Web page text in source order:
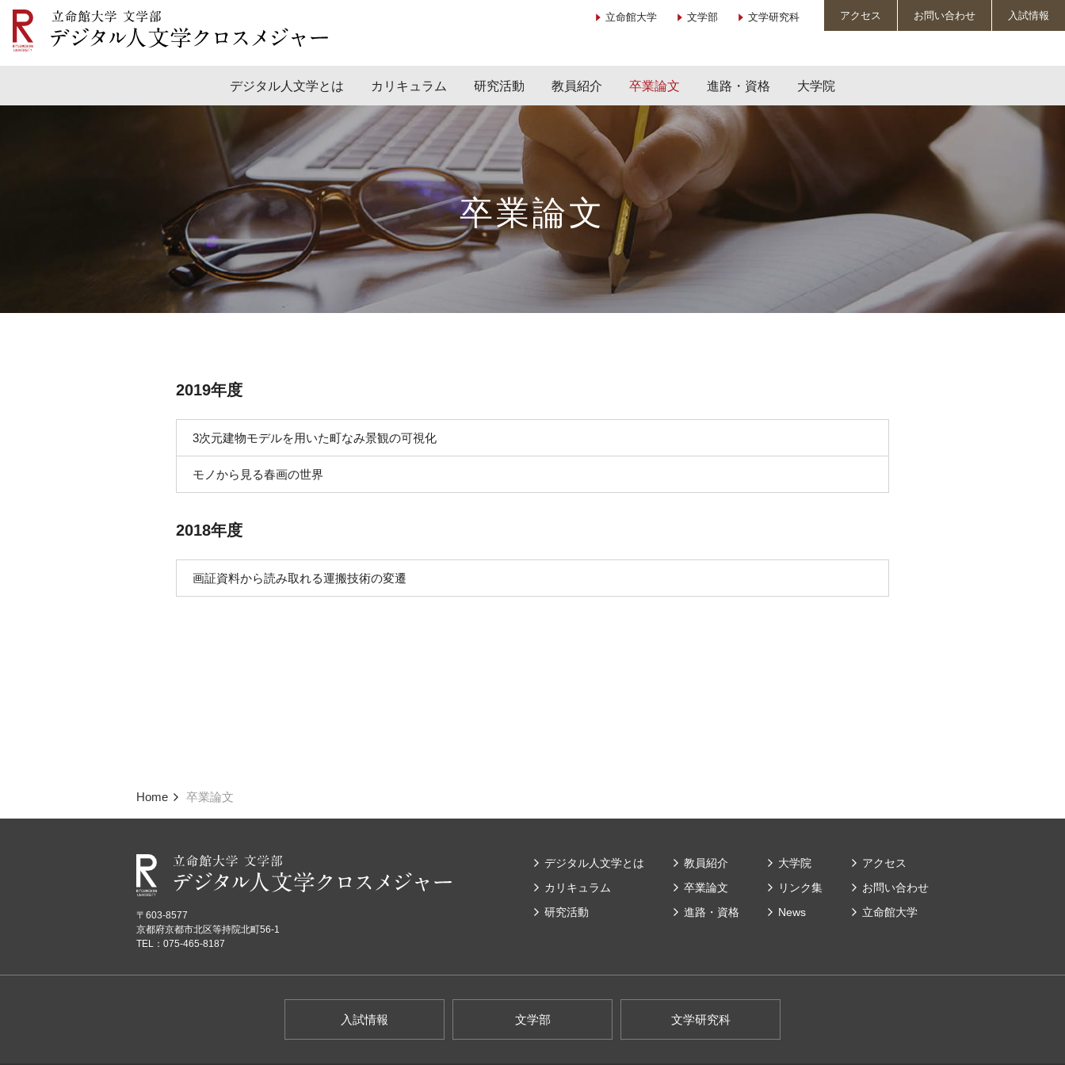
デジタル人文学とは カリキュラム 研究活動 教員紹介 卒業論文 進路・資格 大学院
立命館大学 文学部 文学研究科 アクセス お問い合わせ 入試情報
卒業論文
2019年度
3次元建物モデルを用いた町なみ景観の可視化
モノから見る春画の世界
2018年度
画証資料から読み取れる運搬技術の変遷
Home 卒業論文
〒603-8577
京都府京都市北区等持院北町56-1
TEL：075-465-8187
デジタル人文学とは
カリキュラム
研究活動
教員紹介
卒業論文
進路・資格
大学院
リンク集
News
アクセス
お問い合わせ
⽴命館⼤学
入試情報 文学部 文学研究科